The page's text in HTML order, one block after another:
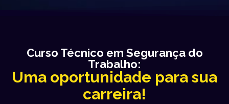
Curso Técnico em Segurança do
Trabalho:
Uma oportunidade para sua
carreira!